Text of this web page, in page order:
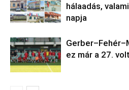
hálaadás,
napja
ez már a 27. volt